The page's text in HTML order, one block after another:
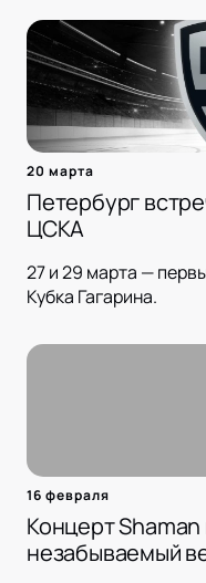
20 марта
Петербург
ЦСКА
27 и 29 марта —
Кубка Гагарина.
16 февраля
Концерт
незабываемый